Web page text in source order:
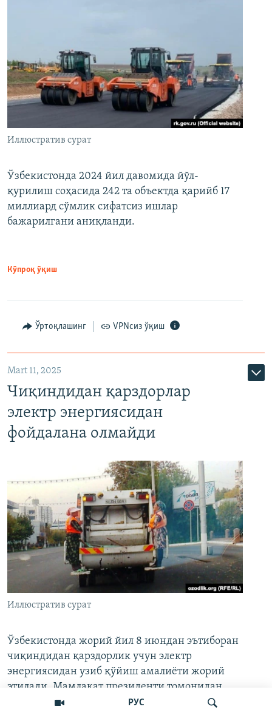
РУС
Иллюстратив сурат
Ўзбекистонда 2024 йил давомида йўл-
қурилиш соҳасида 242 та объектда қарийб 17
миллиард сўмлик сифатсиз ишлар
бажарилгани аниқланди.
Кўпроқ ўқиш
Ўртоқлашинг VPNсиз ўқиш
Mart 11, 2025
Чиқиндидан қарздорлар
электр энергиясидан
фойдалана олмайди
Иллюстратив сурат
Ўзбекистонда жорий йил 8 июндан эътиборан
чиқиндидан қарздорлик учун электр
энергиясидан узиб қўйиш амалиёти жорий
этилади. Мамлакат президенти томонидан
имзоланган 1044-сонли қонунда ана шундай